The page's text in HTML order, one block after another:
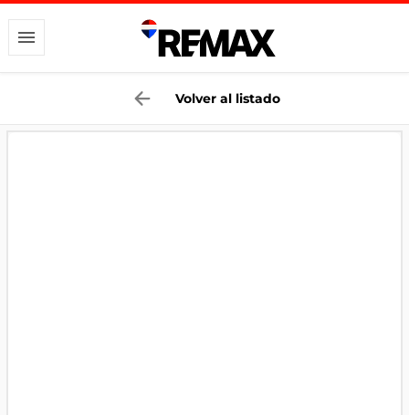
Volver al listado